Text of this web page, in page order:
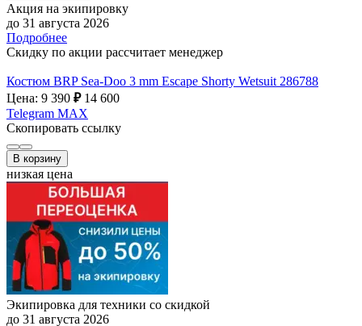
Акция на экипировку
до 31 августа 2026
Подробнее
Скидку по акции рассчитает менеджер
Костюм BRP Sea-Doo 3 mm Escape Shorty Wetsuit 286788
Цена: 9 390 ₽ 14 600
Telegram MAX
Скопировать ссылку
В корзину
низкая цена
Экипировка для техники со скидкой
до 31 августа 2026